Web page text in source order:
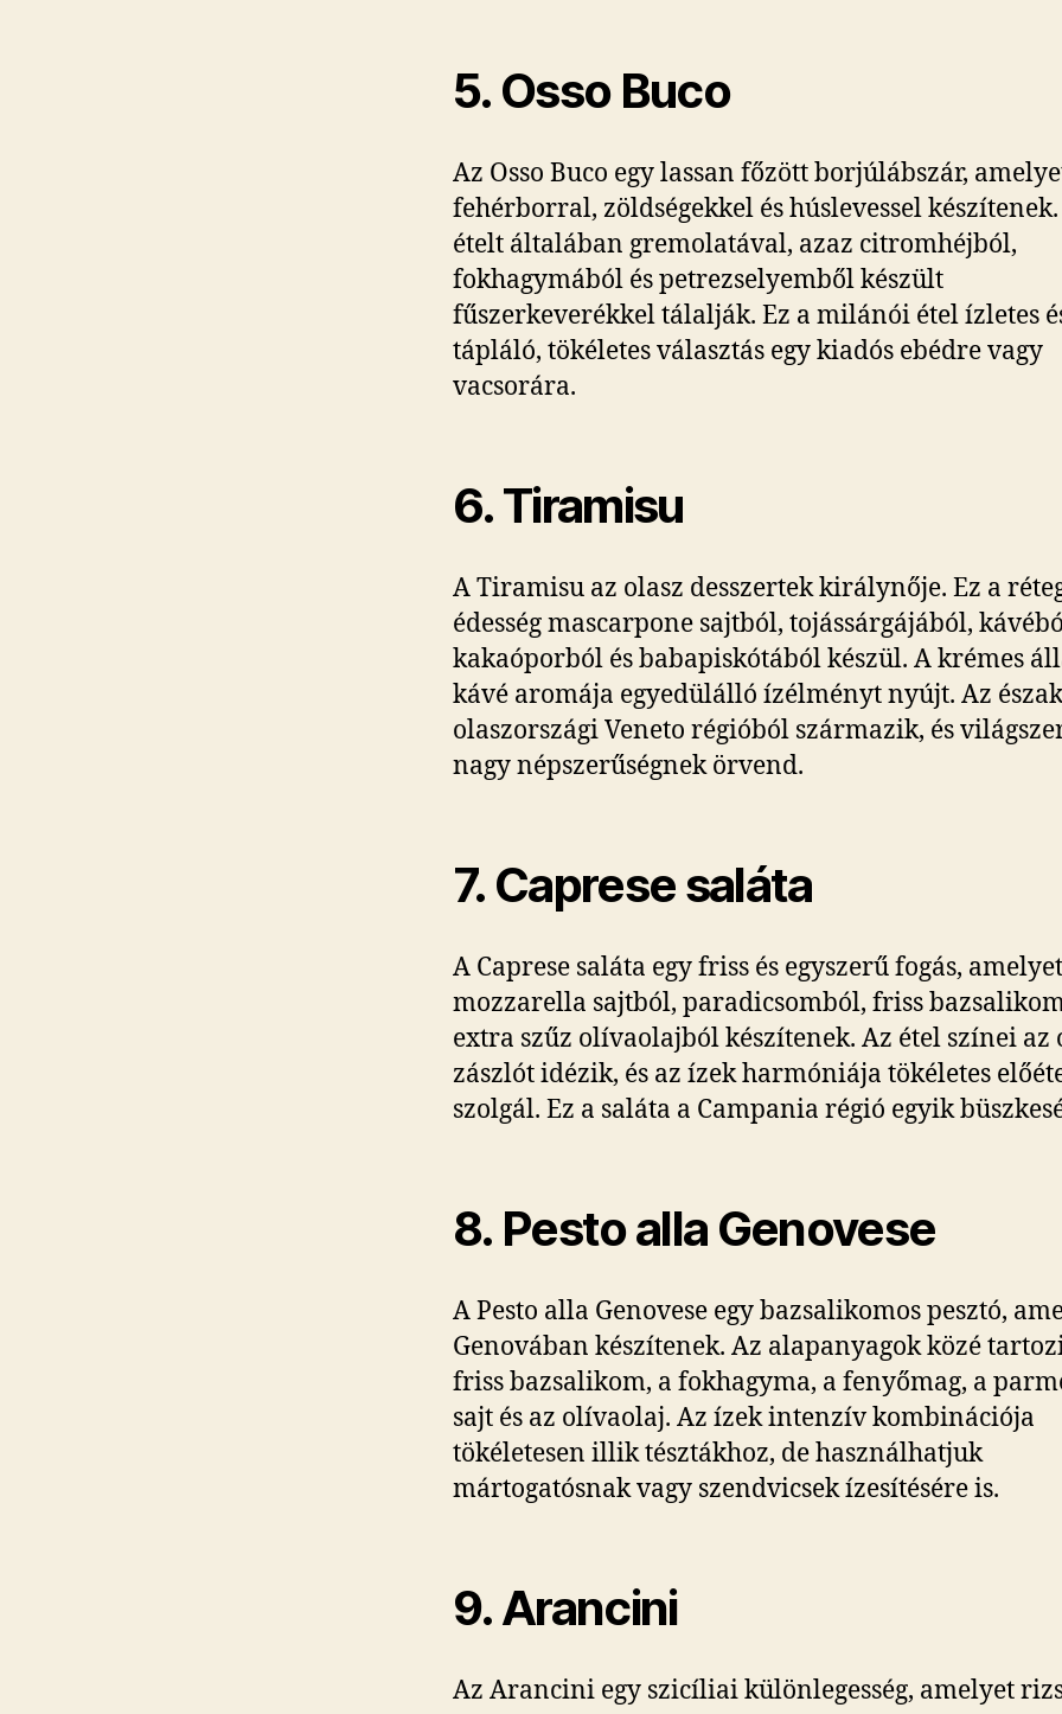
5. Osso Buco
Az Osso Buco egy lassan főzött borjúlábszár,
fehérborral, zöldségekkel és húslevessel
ételt általában gremolatával, azaz citromhéjból,
fokhagymából és petrezselyemből készült
fűszerkeverékkel tálalják. Ez a milánói étel ízletes
tápláló, tökéletes választás egy kiadós ebédre vagy
vacsorára.
6. Tiramisu
A Tiramisu az olasz desszertek királynője. Ez a
édesség mascarpone sajtból, tojássárgájából,
kakaóporból és babapiskótából készül. A krémes
kávé aromája egyedülálló ízélményt nyújt. Az
olaszországi Veneto régióból származik, és
nagy népszerűségnek örvend.
7. Caprese saláta
A Caprese saláta egy friss és egyszerű fogás, amelyet
mozzarella sajtból, paradicsomból, friss
extra szűz olívaolajból készítenek. Az étel színei az
zászlót idézik, és az ízek harmóniája tökéletes
szolgál. Ez a saláta a Campania régió egyik
8. Pesto alla Genovese
A Pesto alla Genovese egy bazsalikomos pesztó,
Genovában készítenek. Az alapanyagok közé
friss bazsalikom, a fokhagyma, a fenyőmag, a
sajt és az olívaolaj. Az ízek intenzív kombinációja
tökéletesen illik tésztákhoz, de használhatjuk
mártogatósnak vagy szendvicsek ízesítésére is.
9. Arancini
Az Arancini egy szicíliai különlegesség, amelyet